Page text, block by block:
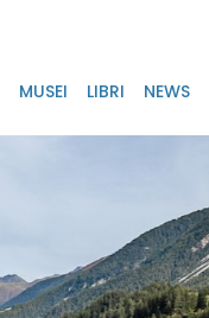
MUSEI LIBRI NEWS